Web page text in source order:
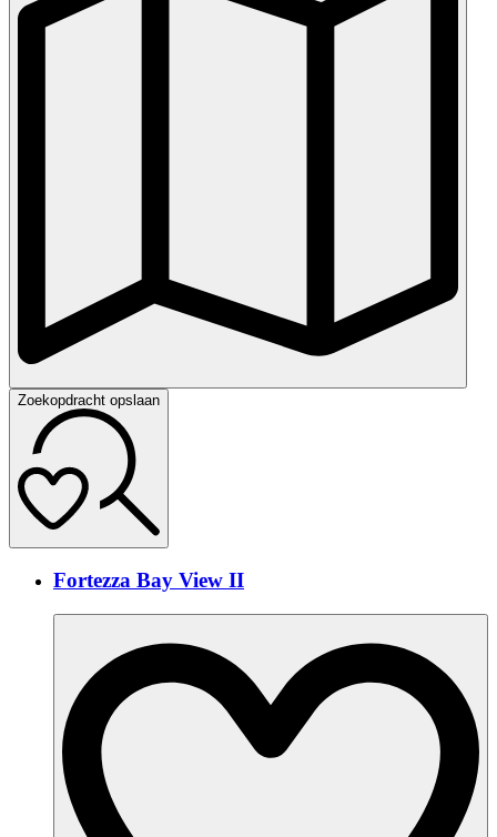
Zoekopdracht opslaan
Fortezza Bay View II